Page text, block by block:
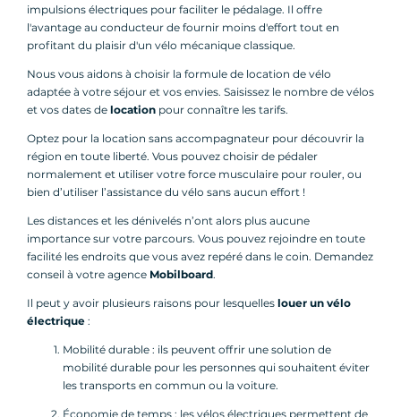
impulsions électriques pour faciliter le pédalage. Il offre
l'avantage au conducteur de fournir moins d'effort tout en
profitant du plaisir d'un vélo mécanique classique.
Nous vous aidons à choisir la formule de location de vélo
adaptée à votre séjour et vos envies. Saisissez le nombre de vélos
et vos dates de location pour connaître les tarifs.
Optez pour la location sans accompagnateur pour découvrir la
région en toute liberté. Vous pouvez choisir de pédaler
normalement et utiliser votre force musculaire pour rouler, ou
bien d’utiliser l’assistance du vélo sans aucun effort !
Les distances et les dénivelés n’ont alors plus aucune
importance sur votre parcours. Vous pouvez rejoindre en toute
facilité les endroits que vous avez repéré dans le coin. Demandez
conseil à votre agence Mobilboard.
Il peut y avoir plusieurs raisons pour lesquelles louer un vélo
électrique :
Mobilité durable : ils peuvent offrir une solution de
mobilité durable pour les personnes qui souhaitent éviter
les transports en commun ou la voiture.
Économie de temps : les vélos électriques permettent de